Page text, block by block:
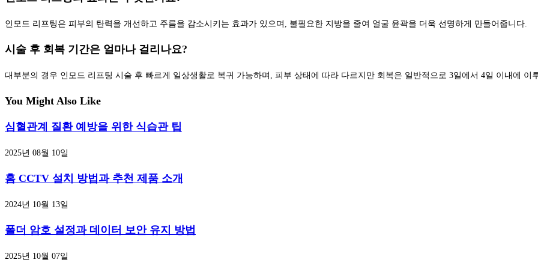
인모드 리프팅은 피부의 탄력을 개선하고 주름을 감소시키는 효과가 있으며, 불필요한 지방을 줄여 얼굴 윤곽을 더욱 선명하게 만들어줍니다.
시술 후 회복 기간은 얼마나 걸리나요?
대부분의 경우 인모드 리프팅 시술 후 빠르게 일상생활로 복귀 가능하며, 피부 상태에 따라 다르지만 회복은 일반적으로 3일에서 4일 이내에 이
You Might Also Like
심혈관계 질환 예방을 위한 식습관 팁
2025년 08월 10일
홈 CCTV 설치 방법과 추천 제품 소개
2024년 10월 13일
폴더 암호 설정과 데이터 보안 유지 방법
2025년 10월 07일